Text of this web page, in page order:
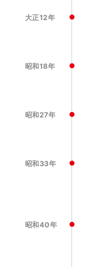
大正12年
昭和18年
昭和27年
昭和33年
昭和40年